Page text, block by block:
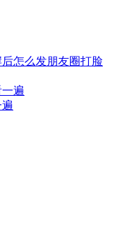
怎么发朋友圈打脸
遍